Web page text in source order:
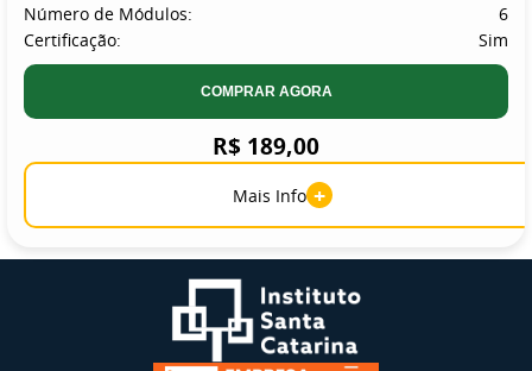
Número de Módulos:
6
Certificação:
Sim
COMPRAR AGORA
R$ 189,00
Mais Info +